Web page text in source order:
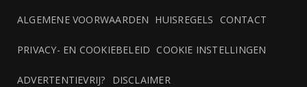
ALGEMENE VOORWAARDEN HUISREGELS CONTACT
PRIVACY- EN COOKIEBELEID COOKIE INSTELLINGEN
ADVERTENTIEVRIJ? DISCLAIMER